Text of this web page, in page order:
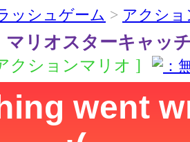
ッシュゲーム > アクショ
マリオスターキャッ
クションマリオ ]